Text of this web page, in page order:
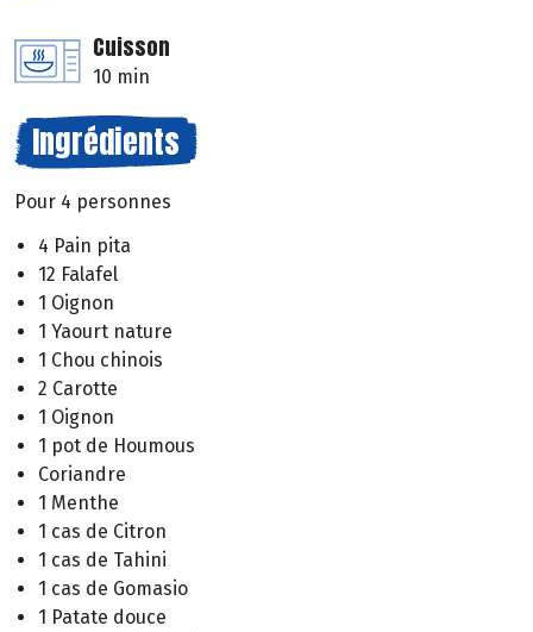
Cuisson
10 min
Ingrédients
Pour 4 personnes
4 Pain pita
12 Falafel
1 Oignon
1 Yaourt nature
1 Chou chinois
2 Carotte
1 Oignon
1 pot de Houmous
Coriandre
1 Menthe
1 cas de Citron
1 cas de Tahini
1 cas de Gomasio
1 Patate douce